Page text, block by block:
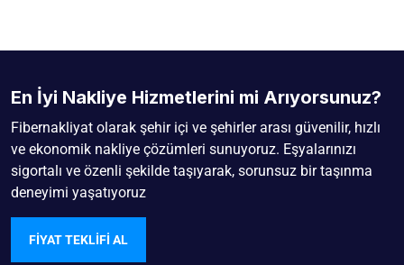
En İyi Nakliye Hizmetlerini mi Arıyorsunuz?
Fibernakliyat olarak şehir içi ve şehirler arası güvenilir, hızlı
ve ekonomik nakliye çözümleri sunuyoruz. Eşyalarınızı
sigortalı ve özenli şekilde taşıyarak, sorunsuz bir taşınma
deneyimi yaşatıyoruz
FIYAT TEKLIFI AL